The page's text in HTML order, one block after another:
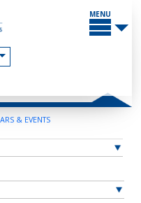
MENU
& EVENTS